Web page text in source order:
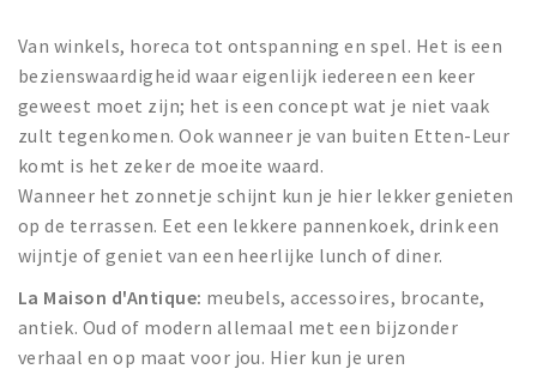
Baroniepoorten
Sport
Privacy
Inloggen
Van winkels, horeca tot ontspanning en spel. Het is een
bezienswaardigheid waar eigenlijk iedereen een keer
geweest moet zijn; het is een concept wat je niet vaak
zult tegenkomen. Ook wanneer je van buiten Etten-Leur
komt is het zeker de moeite waard.
Wanneer het zonnetje schijnt kun je hier lekker genieten
op de terrassen. Eet een lekkere pannenkoek, drink een
wijntje of geniet van een heerlijke lunch of diner.
La Maison d'Antique: meubels, accessoires, brocante,
antiek. Oud of modern allemaal met een bijzonder
verhaal en op maat voor jou. Hier kun je uren